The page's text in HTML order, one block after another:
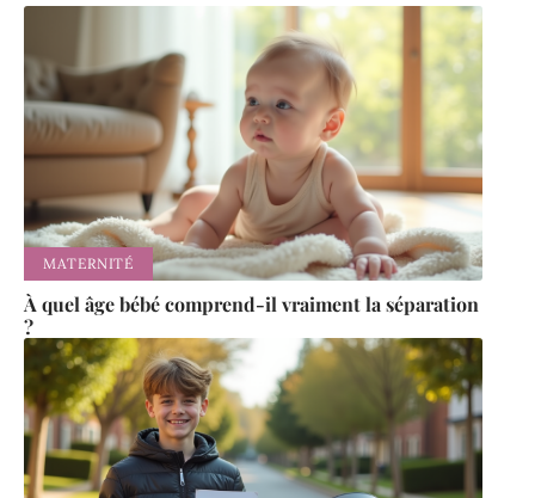
MATERNITÉ
À quel âge bébé comprend-il vraiment la séparation
?